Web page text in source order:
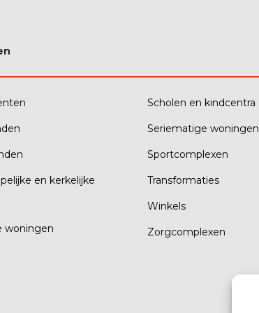
en kerkelijke
woningen
Scholen en kindcentra
Seriematige woningen
Sportcomplexen
Transformaties
Winkels
Zorgcomplexen